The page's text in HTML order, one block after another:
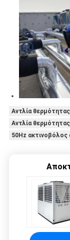
Αντλία
Αντλία
50Hz